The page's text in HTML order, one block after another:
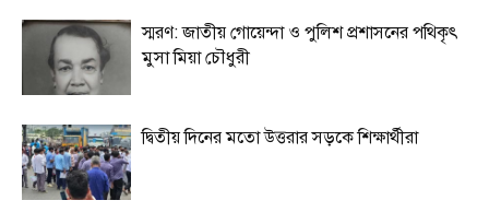
স্মরণ: জাতীয় গোয়েন্দা ও পুলিশ প্রশাসনের পথিকৃৎ
মুসা মিয়া চৌধুরী
দ্বিতীয় দিনের মতো উত্তরার সড়কে শিক্ষার্থীরা